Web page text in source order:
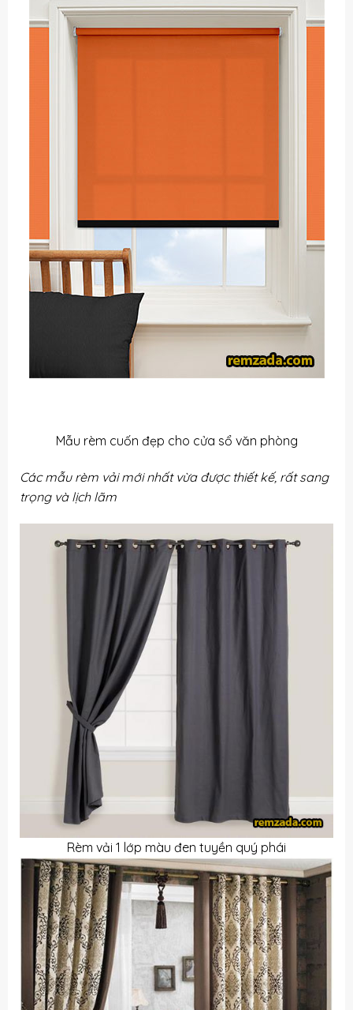
Mẫu rèm cuốn đẹp cho cửa sổ văn phòng
Các mẫu rèm vải mới nhất vừa được thiết kế, rất sang
trọng và lịch lãm
Rèm vải 1 lớp màu đen tuyền quý phái